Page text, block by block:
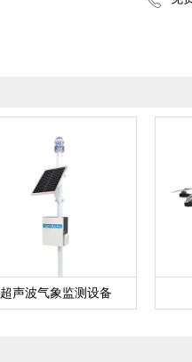
超声波气象监测设备